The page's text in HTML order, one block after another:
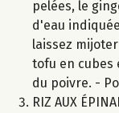
pelées, le
d'eau
laissez
tofu en cubes
du poivre. -
RIZ AUX